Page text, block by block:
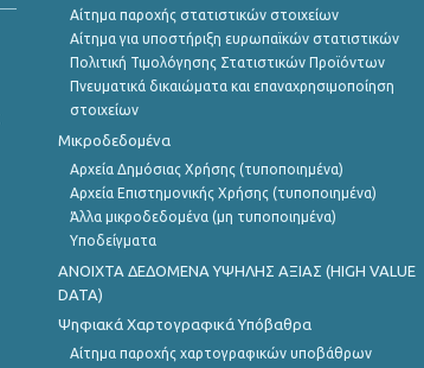
Αίτημα παροχής στατιστικών στοιχείων
Αίτημα για υποστήριξη ευρωπαϊκών στατιστικών
Πολιτική Τιμολόγησης Στατιστικών Προϊόντων
Πνευματικά δικαιώματα και επαναχρησιμοποίηση
στοιχείων
Μικροδεδομένα
Αρχεία Δημόσιας Χρήσης (τυποποιημένα)
Αρχεία Επιστημονικής Χρήσης (τυποποιημένα)
Άλλα μικροδεδομένα (μη τυποποιημένα)
Υποδείγματα
ANOIXTA ΔΕΔΟΜΕΝΑ ΥΨΗΛΗΣ ΑΞΙΑΣ (HIGH VALUE
DATA)
Ψηφιακά Χαρτογραφικά Υπόβαθρα
Αίτημα παροχής χαρτογραφικών υποβάθρων